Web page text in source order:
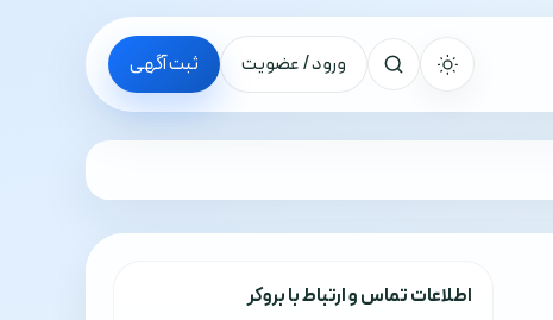
ورود / عضویت ثبت آگهی
اطلاعات تماس و ارتباط با بروکر